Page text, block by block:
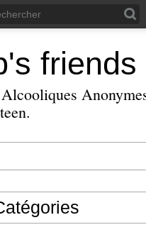
friends
Alcooliques